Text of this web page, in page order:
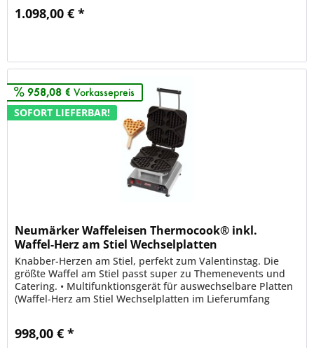
1.098,00 € *
958,08 € Vorkassepreis
SOFORT LIEFERBAR!
Neumärker Waffeleisen Thermocook® inkl.
Waffel-Herz am Stiel Wechselplatten
Knabber-Herzen am Stiel, perfekt zum Valentinstag. Die
größte Waffel am Stiel passt super zu Themenevents und
Catering. • Multifunktionsgerät für auswechselbare Platten
(Waffel-Herz am Stiel Wechselplatten im Lieferumfang
998,00 € *